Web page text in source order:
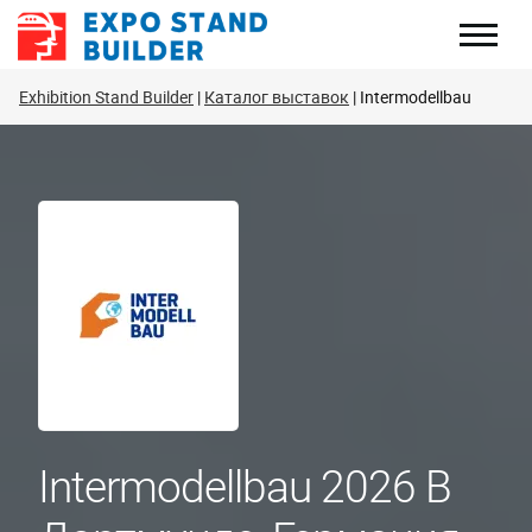
Перейти
Exhibition Stand Builder Каталог выставок Intermodellbau
Intermodellbau 2026 В